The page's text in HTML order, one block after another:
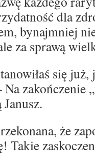
dla
bynajmniej
za sprawą
się
zakończenie
że
Takie